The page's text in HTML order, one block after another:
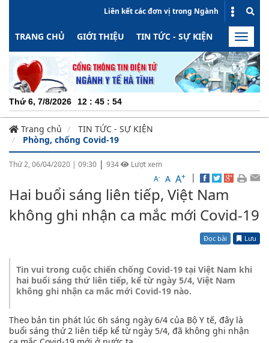
Liên kết các đơn vị trong Ngành
TRANG CHỦ GIỚI THIỆU TIN TỨC - SỰ KIỆN HOẠT
Toggle
Thứ 6, 7/8/2026 12 : 45 : 54
Trang chủ
TIN TỨC - SỰ KIỆN
Phòng, chống Covid-19
Thứ 2, 06/04/2020 | 09:30 | 934
Lượt xem
A- A A+ |
Hai buổi sáng liên tiếp, Việt Nam
không ghi nhận ca mắc mới Covid-19
Đọc bài Lưu
Tin vui trong cuộc chiến chống Covid-19 tại Việt Nam khi
hai buổi sáng thứ liên tiếp, kể từ ngày 5/4, Việt Nam
không ghi nhận ca mắc mới Covid-19 nào.
Theo bản tin phát lúc 6h sáng ngày 6/4 của Bộ Y tế, đây là
buổi sáng thứ 2 liên tiếp kể từ ngày 5/4, đã không ghi nhận